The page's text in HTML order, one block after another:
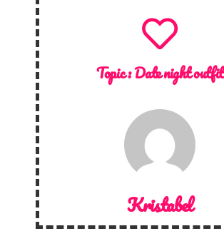
Topic :Date night outfit
Kristabel